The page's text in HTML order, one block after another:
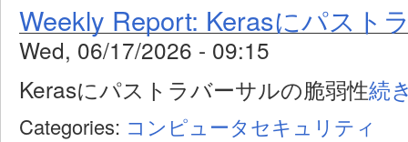
Weekly Report: Kerasにパスト
Wed, 06/17/2026 - 09:15
Kerasにパストラバーサルの脆弱性続
Categories: コンピュータセキュリティ